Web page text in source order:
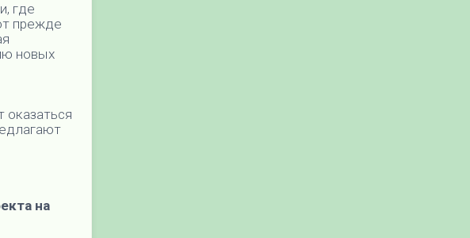
где
прежде
новых
оказаться
на